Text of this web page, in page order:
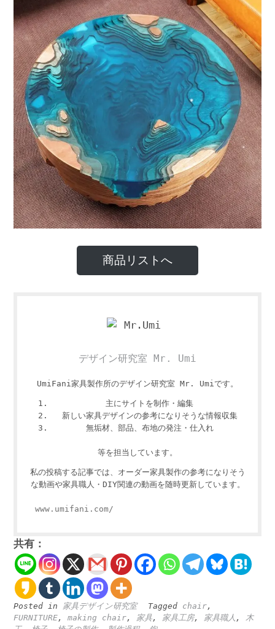
商品リストへ
デザイン研究室 Mr. Umi
UmiFani家具製作所のデザイン研究室 Mr. Umiです。
主にサイトを制作・編集
新しい家具デザインの参考になりそうな情報収集
無垢材、部品、布地の発注・仕入れ
等を担当しています。
私の投稿する記事では、オーダー家具製作の参考になりそう
な動画や家具職人・DIY関連の動画を随時更新しています。
www.umifani.com/
共有：
Posted in 家具デザイン研究室 Tagged chair,
FURNITURE, making chair, 家具, 家具工房, 家具職人 , 木